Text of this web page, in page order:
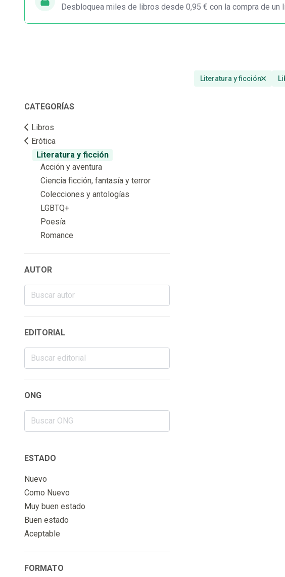
Desbloquea miles de libros desde 0,95 € con la compra de un
Literatura y ficción
CATEGORÍAS
Libros
Erótica
Literatura y ficción
Acción y aventura
Ciencia ficción, fantasía y terror
Colecciones y antologías
LGBTQ+
Poesía
Romance
AUTOR
EDITORIAL
ONG
ESTADO
Nuevo
Como Nuevo
Muy buen estado
Buen estado
Aceptable
FORMATO